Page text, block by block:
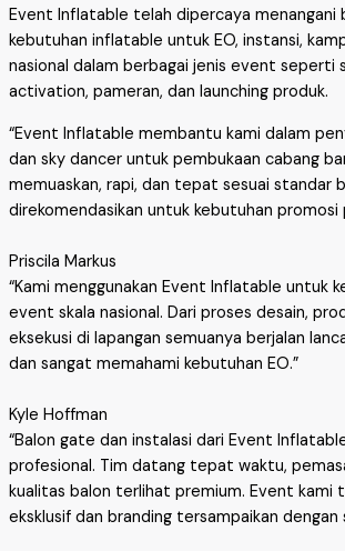
Event Inflatable telah dipercaya menangani
kebutuhan inflatable untuk EO, instansi,
nasional dalam berbagai jenis event
activation, pameran, dan launching produk.
“Event Inflatable membantu kami dalam
dan sky dancer untuk pembukaan cabang
memuaskan, rapi, dan tepat sesuai standar
direkomendasikan untuk kebutuhan promosi
Priscila Markus
“Kami menggunakan Event Inflatable untuk
event skala nasional. Dari proses desain,
eksekusi di lapangan semuanya berjalan
dan sangat memahami kebutuhan EO.”
Kyle Hoffman
“Balon gate dan instalasi dari Event
profesional. Tim datang tepat waktu,
kualitas balon terlihat premium. Event kami
eksklusif dan branding tersampaikan dengan